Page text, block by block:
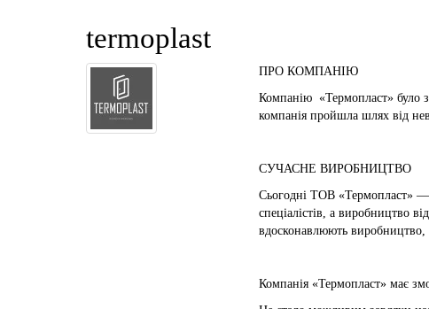
termoplast
ПРО КОМПАНІЮ
Компанію «Термопласт» було
компанія пройшла шлях від
СУЧАСНЕ ВИРОБНИЦТВО
Сьогодні ТОВ «Термопласт» —
спеціалістів, а виробництво
вдосконавлюють виробництво,
Компанія «Термопласт» має